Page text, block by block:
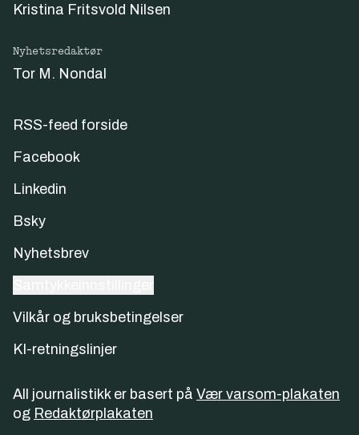
Kristina Fritsvold Nilsen
Nyhetsredaktør
Tor M. Nondal
RSS-feed forside
Facebook
Linkedin
Bsky
Nyhetsbrev
Vilkår og bruksbetingelser
KI-retningslinjer
All journalistikk er basert på Vær varsom-plakaten
og Redaktørplakaten